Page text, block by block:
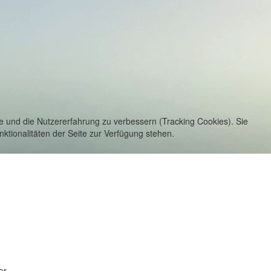
die Nutzererfahrung zu verbessern (Tracking Cookies). Sie
der Seite zur Verfügung stehen.